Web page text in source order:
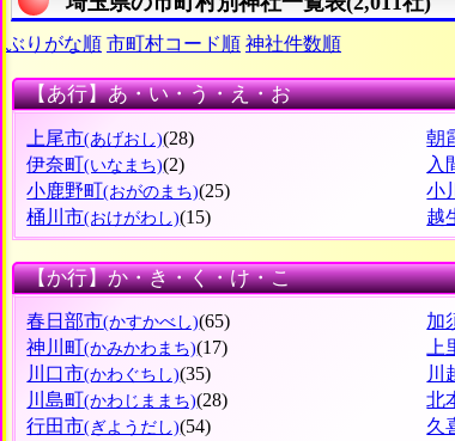
ぶりがな順 市町村コード順 神社件数順
【あ行】あ・い・う・え・お
上尾市(あげおし)(28) 朝
伊奈町(いなまち)(2) 入
小鹿野町(おがのまち)(25) 小
桶川市(おけがわし)(15) 越
【か行】か・き・く・け・こ
春日部市(かすかべし)(65) 加
神川町(かみかわまち)(17)
川口市(かわぐちし)(35) 川
川島町(かわじままち)(28) 北
行田市(ぎようだし)(54) 久